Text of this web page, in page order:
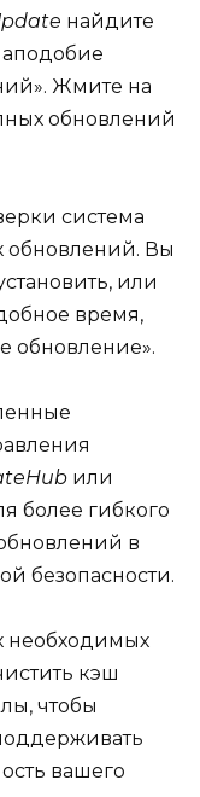
найдите
Жмите на
обновлений
система
обновлений. Вы
или
время,
обновление».
или
более гибкого
в
безопасности.
необходимых
кэш
чтобы
вашего